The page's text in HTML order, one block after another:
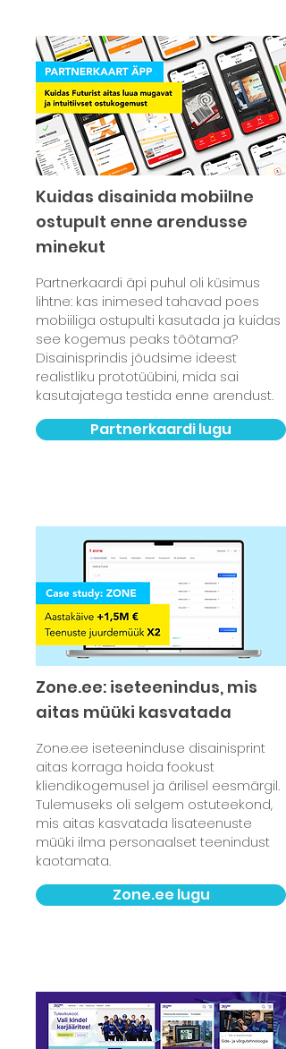
Kuidas disainida mobiilne
ostupult enne arendusse
minekut
Partnerkaardi äpi puhul oli küsimus
lihtne: kas inimesed tahavad poes
mobiiliga ostupulti kasutada ja kuidas
see kogemus peaks töötama?
Disainisprindis jõudsime ideest
realistliku prototüübini, mida sai
kasutajatega testida enne arendust.
Partnerkaardi lugu
Zone.ee: iseteenindus, mis
aitas müüki kasvatada
Zone.ee iseteeninduse disainisprint
aitas korraga hoida fookust
kliendikogemusel ja ärilisel eesmärgil.
Tulemuseks oli selgem ostuteekond,
mis aitas kasvatada lisateenuste
müüki ilma personaalset teenindust
kaotamata.
Zone.ee lugu